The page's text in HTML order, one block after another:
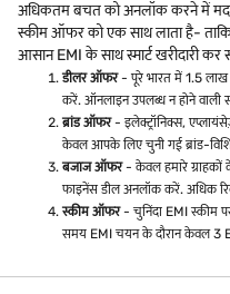
अधिकतम बचत को अनलॉक करने में
स्कीम ऑफर को एक साथ लाता है-
आसान EMI के साथ स्मार्ट खरीदारी
डीलर ऑफर- पूरे भारत में 1.5 लाख से
करें. ऑनलाइन उपलब्ध न होने वाली
ब्रांड ऑफर- इलेक्ट्रॉनिक्स,
केवल आपके लिए चुनी गई ब्रांड-
बजाज ऑफर- केवल हमारे ग्राहकों
फाइनेंस डील अनलॉक करें. अधिक
स्कीम ऑफर- चुनिंदा EMI स्कीम
समय EMI चयन के दौरान केवल 3